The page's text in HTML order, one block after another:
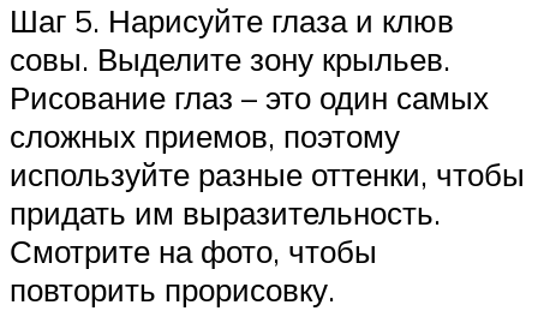
Шаг 5. Нарисуйте глаза и клюв
совы. Выделите зону крыльев.
Рисование глаз – это один самых
сложных приемов, поэтому
используйте разные оттенки, чтобы
придать им выразительность.
Смотрите на фото, чтобы
повторить прорисовку.